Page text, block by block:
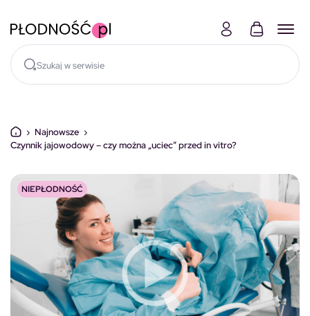
› Najnowsze ›
Czynnik jajowodowy – czy można „uciec” przed in vitro?
NIEPŁODNOŚĆ